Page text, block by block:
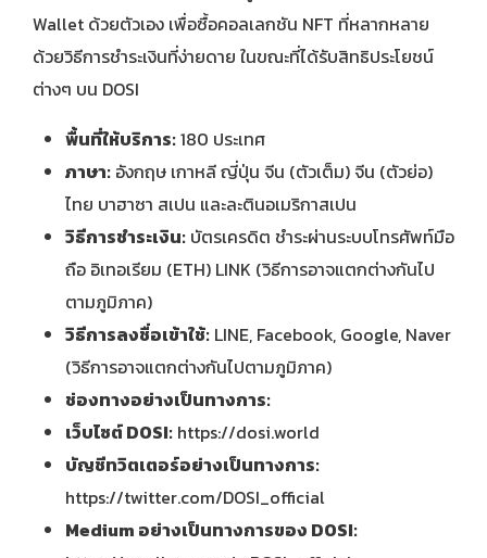
Wallet ด้วยตัวเอง เพื่อซื้อคอลเลกชัน NFT ที่หลากหลาย
ด้วยวิธีการชำระเงินที่ง่ายดาย ในขณะที่ได้รับสิทธิประโยชน์
ต่างๆ บน DOSI
พื้นที่ให้บริการ:180 ประเทศ
ภาษา: อังกฤษ ​เกาหลี ญี่ปุ่น จีน (ตัวเต็ม) จีน (ตัวย่อ)
ไทย บาฮาซา สเปน และละตินอเมริกาสเปน
วิธีการชำระเงิน: บัตรเครดิต ชำระผ่านระบบโทรศัพท์มือ
ถือ อิเทอเรียม (ETH) LINK (วิธีการอาจแตกต่างกันไป
ตามภูมิภาค)
วิธีการลงชื่อเข้าใช้: LINE, Facebook, Google, Naver
(วิธีการอาจแตกต่างกันไปตามภูมิภาค)
ช่องทางอย่างเป็นทางการ:
เว็บไซต์DOSI: https://dosi.world
บัญชีทวิตเตอร์อย่างเป็นทางการ:
https://twitter.com/DOSI_official
Medium อย่างเป็นทางการของ DOSI: